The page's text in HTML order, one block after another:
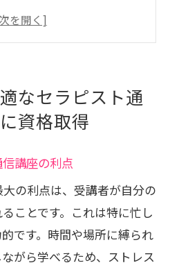
スケジュール管理術
を活用した効率的な学び
ートを最大限に活用
実体験から学ぶ成功例
魅力と自宅学習のメリ
れる自由と柔軟性
講座の比較
で実践スキルを磨く
なセラピスト通
資格取得
講座の利点
の利点は、受講者が自分の
ことです。これは特に忙し
です。時間や場所に縛られ
がら学べるため、ストレス